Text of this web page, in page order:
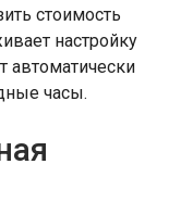
стоимость
настройку
автоматически
часы.